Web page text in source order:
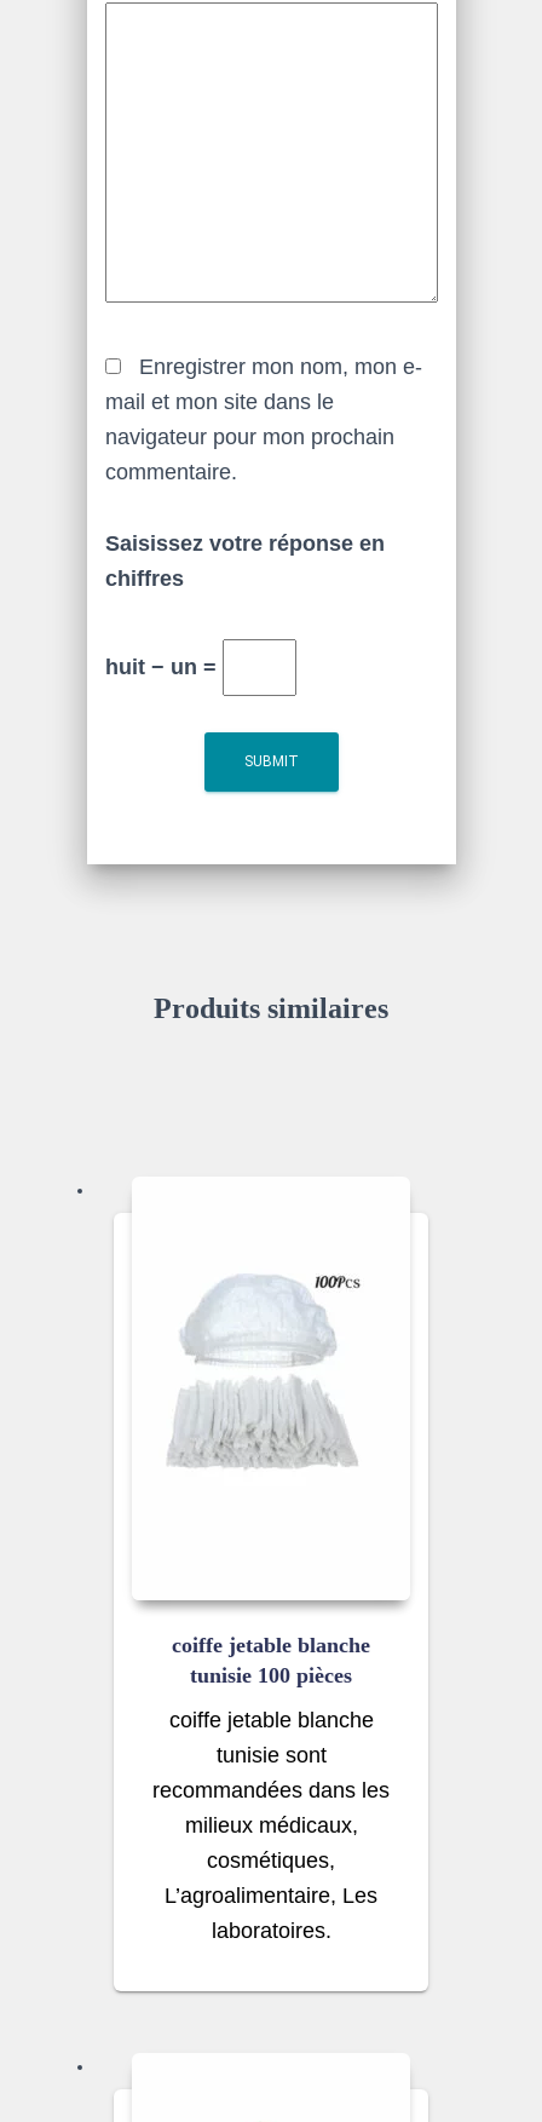
Enregistrer mon nom, mon e-
mail et mon site dans le
navigateur pour mon prochain
commentaire.
Saisissez votre réponse en
chiffres
huit − un =
Produits similaires
coiffe jetable blanche
tunisie 100 pièces
coiffe jetable blanche
tunisie sont
recommandées dans les
milieux médicaux,
cosmétiques,
L’agroalimentaire, Les
laboratoires.